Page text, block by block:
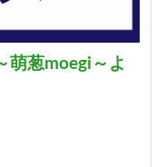
萌葱moegi～よ